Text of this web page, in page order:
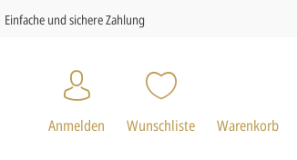
Einfache und sichere Zahlung
Anmelden Wunschliste Warenkorb